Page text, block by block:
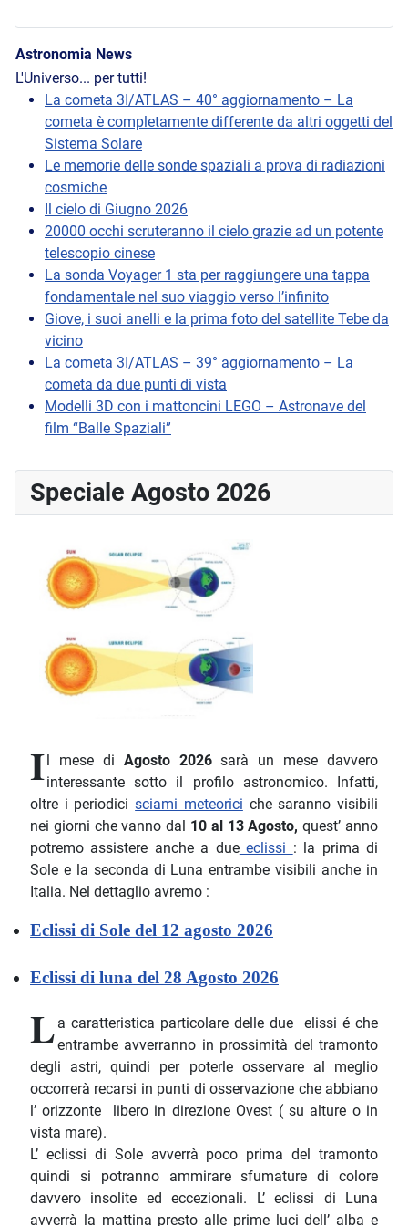
Astronomia News
L'Universo... per tutti!
La cometa 3I/ATLAS – 40° aggiornamento – La
cometa è completamente differente da altri oggetti del
Sistema Solare
Le memorie delle sonde spaziali a prova di radiazioni
cosmiche
Il cielo di Giugno 2026
20000 occhi scruteranno il cielo grazie ad un potente
telescopio cinese
La sonda Voyager 1 sta per raggiungere una tappa
fondamentale nel suo viaggio verso l’infinito
Giove, i suoi anelli e la prima foto del satellite Tebe da
vicino
La cometa 3I/ATLAS – 39° aggiornamento – La
cometa da due punti di vista
Modelli 3D con i mattoncini LEGO – Astronave del
film “Balle Spaziali”
Speciale Agosto 2026
Il mese di Agosto 2026sarà un mese davvero
interessante sotto il profilo astronomico. Infatti,
oltre i periodicisciami meteorici che saranno visibili
nei giorni che vanno dal 10 al 13 Agosto, quest’ anno
potremo assistere anche a dueeclissi : la prima di
Sole e la seconda di Luna entrambe visibili anche in
Italia. Nel dettaglio avremo :
Eclissi di Sole del 12 agosto 2026
Eclissi di luna del 28 Agosto 2026
L a caratteristica particolare delle due elissi é che
entrambe avverranno in prossimità del tramonto
degli astri, quindi per poterle osservare al meglio
occorrerà recarsi in punti di osservazione che abbiano
l’ orizzonte libero in direzione Ovest ( su alture o in
vista mare).
L’ eclissi di Sole avverrà poco prima del tramonto
quindi si potranno ammirare sfumature di colore
davvero insolite ed eccezionali. L’ eclissi di Luna
avverrà la mattina presto alle prime luci dell’ alba e